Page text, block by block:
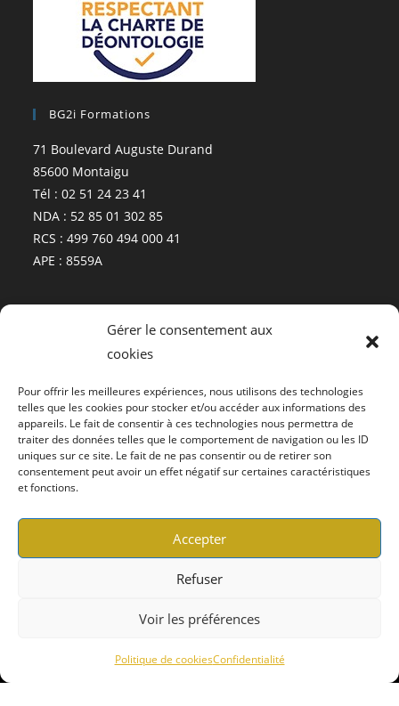
Gérer le consentement aux
cookies
Pour offrir les meilleures expériences, nous utilisons des technologies
telles que les cookies pour stocker et/ou accéder aux informations des
appareils. Le fait de consentir à ces technologies nous permettra de
traiter des données telles que le comportement de navigation ou les ID
uniques sur ce site. Le fait de ne pas consentir ou de retirer son
consentement peut avoir un effet négatif sur certaines caractéristiques
et fonctions.
Accepter
Refuser
Voir les préférences
Politique de cookiesConfidentialité
expérience sur notre site web. Si vous continuez à utiliser ce
site, nous supposerons que vous en êtes satisfait.
BG2i Formations
71 Boulevard Auguste Durand
85600 Montaigu
Tél : 02 51 24 23 41
NDA : 52 85 01 302 85
RCS : 499 760 494 000 41
APE : 8559A
Cliquez pour accepter les cookies
marketing et activer ce contenu